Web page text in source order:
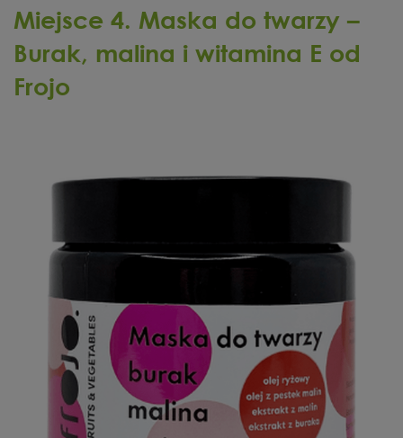
Miejsce 4. Maska do twarzy –
Burak, malina i witamina E od
Frojo